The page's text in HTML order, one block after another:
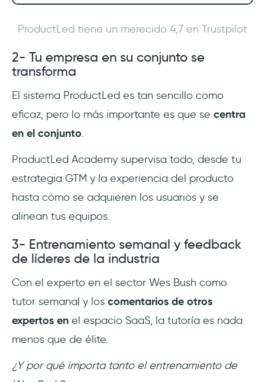
ProductLed tiene un merecido 4,7 en Trustpilot
2- Tu empresa en su conjunto se
transforma
El sistema ProductLed es tan sencillo como
eficaz, pero lo más importante es que se centra
en el conjunto.
ProductLed Academy supervisa todo, desde tu
estrategia GTM y la experiencia del producto
hasta cómo se adquieren los usuarios y se
alinean tus equipos.
3- Entrenamiento semanal y feedback
de líderes de la industria
Con el experto en el sector Wes Bush como
tutor semanal y los comentarios de otros
expertos en el espacio SaaS, la tutoría es nada
menos que de élite.
¿Y por qué importa tanto el entrenamiento de